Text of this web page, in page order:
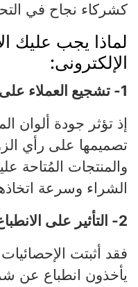
كشركاء نجاح في
لماذا يجب عليك
الإلكترونى:
1- تشجيع العملاء على الشراء أو طلب الخدمة:
إذ تؤثر جودة ألوان
تصميمها على رأي
والمنتجات المُتاحة
الشراء وسرعة
2- التأثير على الانطباع الأولى للزوار:
يأخذون انطباع عن